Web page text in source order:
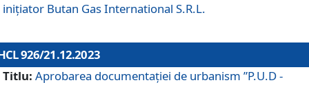
inițiator Butan Gas International S.R.L.
926/21.12.2023
Titlu: Aprobarea documentaţiei de urbanism ”P.U.D -